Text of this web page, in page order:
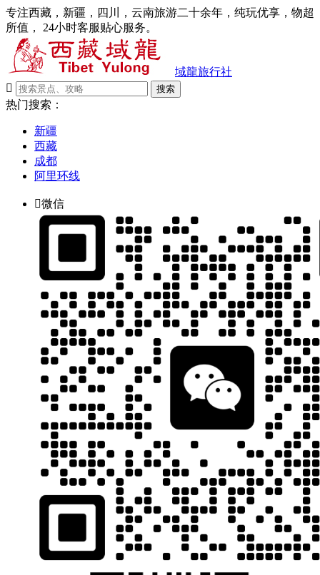
专注西藏，新疆，四川，云南旅游二十余年，纯玩优享，物超
所值， 24小时客服贴心服务。
域龍旅行社

搜索
热门搜索：
新疆
西藏
成都
阿里环线
微信